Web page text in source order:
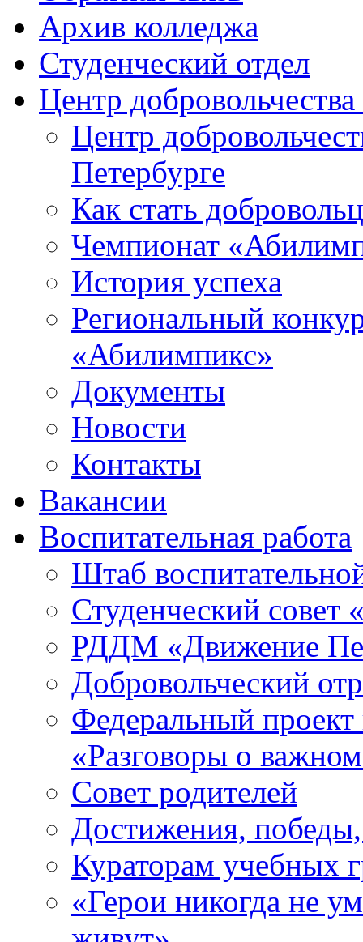
Архив колледжа
Студенческий отдел
Центр
Центр
Петербурге
Как стать
Чемпионат
История успеха
Региональный
«Абилимпикс»
Документы
Новости
Контакты
Вакансии
Воспитательная работа
Штаб
Студенческий совет
РДДМ «Движение
Добровольческий
Федеральный
«Разговоры о
Совет родителей
Достижения,
Кураторам учебных
«Герои никогда не